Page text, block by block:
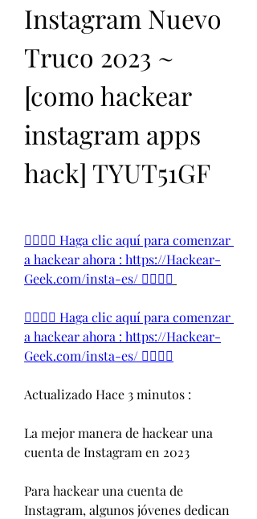
Instagram Nuevo
Truco 2023 ~
[como hackear
instagram apps
hack] TYUT51GF
👉🏻👉🏻 Haga clic aquí para comenzar
a hackear ahora : https://Hackear-
Geek.com/insta-es/ 👈🏻👈🏻
👉🏻👉🏻 Haga clic aquí para comenzar
a hackear ahora : https://Hackear-
Geek.com/insta-es/ 👈🏻👈🏻
Actualizado Hace 3 minutos :
La mejor manera de hackear una
cuenta de Instagram en 2023
Para hackear una cuenta de
Instagram, algunos jóvenes dedican